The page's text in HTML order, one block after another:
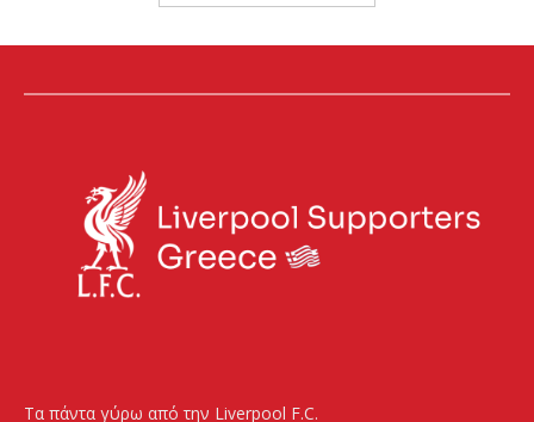
Τα πάντα γύρω από την Liverpool F.C.